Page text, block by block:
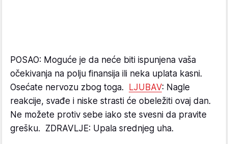
POSAO: Moguće je da neće biti ispunjena vaša
očekivanja na polju finansija ili neka uplata kasni.
Osećate nervozu zbog toga.
LJUBAV: Nagle
reakcije, svađe i niske strasti će obeležiti ovaj dan.
Ne možete protiv sebe iako ste svesni da pravite
grešku. ZDRAVLJE: Upala srednjeg uha.